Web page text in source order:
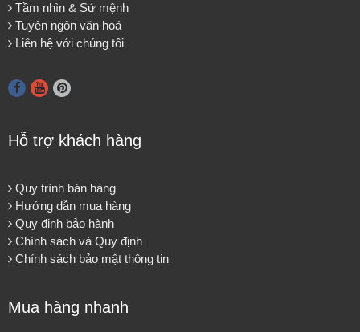
Tầm nhìn & Sứ mệnh
Tuyên ngôn văn hoá
Liên hệ với chúng tôi
Hỗ trợ khách hàng
Quy trình bán hàng
Hướng dẫn mua hàng
Quy định bảo hành
Chính sách và Quy định
Chính sách bảo mật thông tin
Mua hàng nhanh